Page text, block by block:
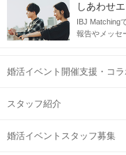
しあわせ
IBJ Matching
報告やメッセ
婚活イベント開催支援・コ
スタッフ紹介
婚活イベントスタッフ募集